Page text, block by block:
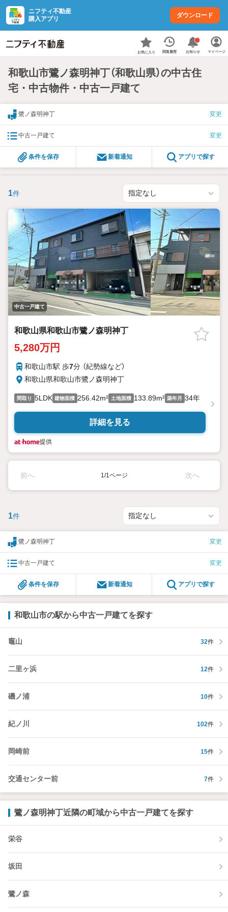
ニフティ不動産
購入アプリ
ダウンロード
お気に入り 閲覧履歴 お知らせ マイページ
和歌山市鷺ノ森明神丁（和歌山県）の中古住
宅・中古物件・中古一戸建て
鷺ノ森明神丁 変更
中古一戸建て 変更
条件を保存 新着通知 アプリで探す
1件
中古一戸建て
和歌山県和歌山市鷺ノ森明神丁
5,280万円
和歌山市駅 歩7分 （紀勢線など）
和歌山県和歌山市鷺ノ森明神丁
間取り 5LDK 建物面積 256.42m² 土地面積 133.89m² 築年月 34年
詳細を見る
提供
前へ 1/1ページ 次へ
1件
鷺ノ森明神丁 変更
中古一戸建て 変更
条件を保存 新着通知 アプリで探す
和歌山市の駅から中古一戸建てを探す
竈山 32件
二里ヶ浜 12件
磯ノ浦 10件
紀ノ川 102件
岡崎前 15件
交通センター前 7件
鷺ノ森明神丁近隣の町域から中古一戸建てを探す
栄谷
坂田
鷺ノ森